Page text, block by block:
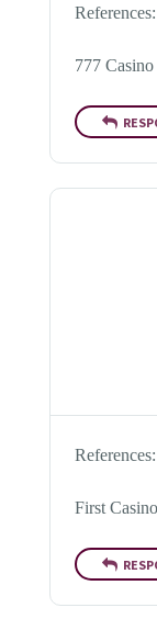
References:
777
References:
First